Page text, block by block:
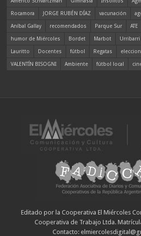
Rocamora
JORGE RUBÉN DÍAZ vacunación
Aníbal Gallay
recomendados Parque Sur ATE
humor de Miércoles
Bordet Marbot Urribarri
Lauritto
Docentes fútbol Regatas
VALENTÍN BISOGNI
Ambiente fútbol local
Editado por la Cooperativa El Miércoles
Cooperativa de Trabajo Ltda.
Contacto: